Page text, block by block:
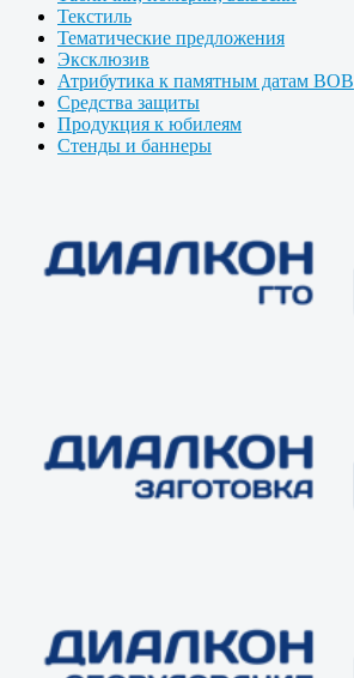
Текстиль
Тематические предложения
Эксклюзив
Атрибутика к памятным датам ВОВ
Средства защиты
Продукция к юбилеям
Стенды и баннеры